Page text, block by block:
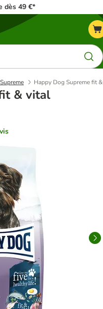
dès 49 €*
Happy Dog Supreme fit
& vital